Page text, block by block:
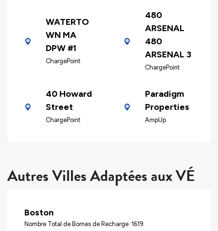
WATERTO
WN MA
DPW #1
ChargePoint
480
ARSENAL
480
ARSENAL 3
ChargePoint
40 Howard
Street
ChargePoint
Paradigm
Properties
AmpUp
Autres Villes Adaptées aux VÉ
Boston
Nombre Total de Bornes de Recharge: 1619